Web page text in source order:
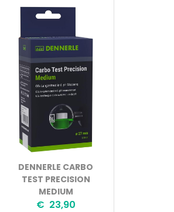
DENNERLE CARBO
TEST PRECISION
MEDIUM
€ 23,90